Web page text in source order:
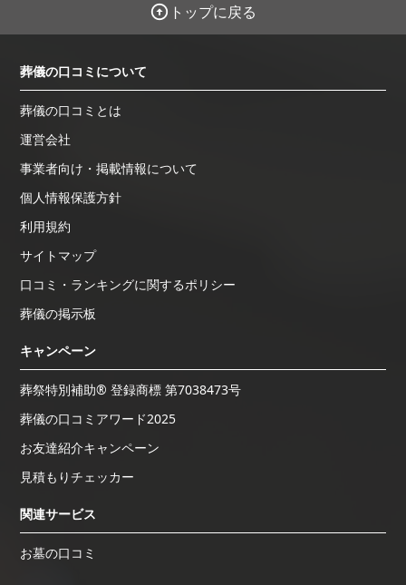
トップに戻る
葬儀の口コミについて
葬儀の口コミとは
運営会社
事業者向け・掲載情報について
個人情報保護方針
利用規約
サイトマップ
口コミ・ランキングに関するポリシー
葬儀の掲示板
キャンペーン
葬祭特別補助® 登録商標 第7038473号
葬儀の口コミアワード2025
お友達紹介キャンペーン
見積もりチェッカー
関連サービス
お墓の口コミ